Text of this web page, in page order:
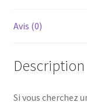
Avis (0)
Description
Si vous cherchez